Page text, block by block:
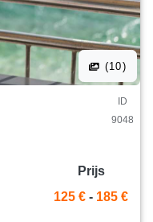
(10)
ID
9048
Prijs
125 € - 185 €